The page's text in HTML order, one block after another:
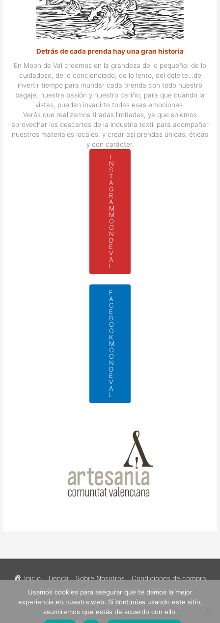
Detrásde cada prenda hayuna gran historia
En Moon de Val creemos en la grandeza de lo pequeño: de lo
cuidadoso, de lo concienciado, de lo lento, del deleite…de
invertir tiempo para inundar cada prenda con todo nuestro
bagaje, nuestra pasión y nuestro cariño, para que cuando la
vistas, puedan invadirte todas esas emociones.
Verás que realizamos tiradas limitadas, ya que solemos
aprovechar los descartes de la industria textil para acompañar
nuestros materiales locales, y crear así prendas únicas, éticas
y con carácter.
I
N
S
T
A
G
R
A
M
M
O
O
N
D
E
V
A
L
F
A
C
E
B
O
O
K
M
O
O
N
D
E
V
A
L
Inicio Tienda Sobre Nosotros
Condiciones de compra
Política de privacidad
Mi cuenta
Contacto
Finalizar compra
Carrito Etsy
Usamos cookies para asegurar que te damos la mejor
experiencia en nuestra web. Si continúas usando este sitio,
asumiremos que estás de acuerdo con ello.